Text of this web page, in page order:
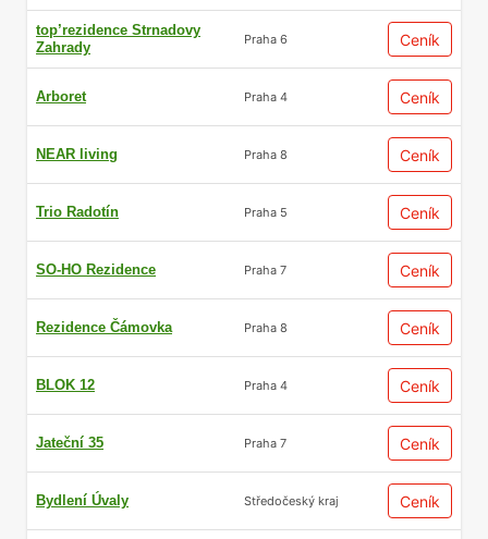
top’rezidence Strnadovy
Zahrady
Praha 6 Ceník
Arboret Praha 4 Ceník
NEAR living Praha 8 Ceník
Trio Radotín Praha 5 Ceník
SO-HO Rezidence Praha 7 Ceník
Rezidence Čámovka Praha 8 Ceník
BLOK 12 Praha 4 Ceník
Jateční 35 Praha 7 Ceník
Bydlení Úvaly Středočeský kraj Ceník